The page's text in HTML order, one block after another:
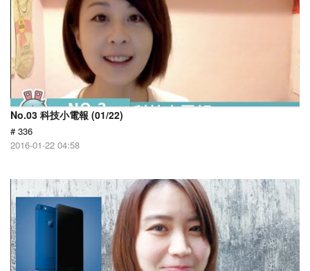
No.03 科技小電報 (01/22)
# 336
2016-01-22 04:58